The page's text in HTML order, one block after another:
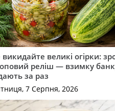
великі огірки:
реліш — взимку
за раз
7 Серпня, 2026